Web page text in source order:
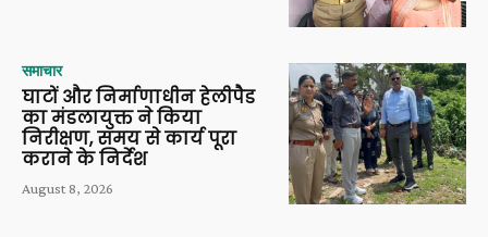
समाचार
घाटों और निर्माणाधीन हेलीपैड
का मंडलायुक्त ने किया
निरीक्षण, समय से कार्य पूरा
कराने के निर्देश
August 8, 2026